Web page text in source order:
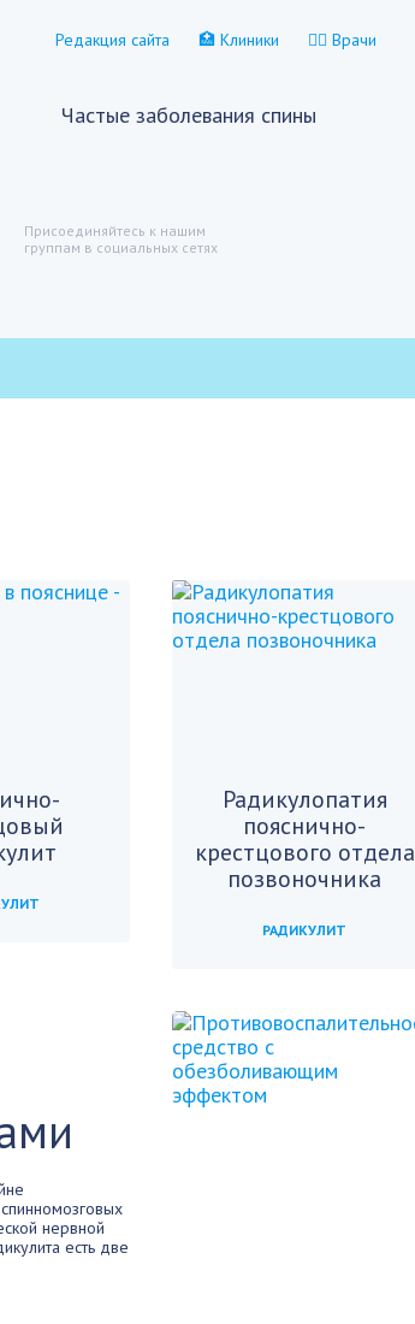
Редакция сайта 🏥 Клиники 👨‍⚕️ Врачи
Частые заболевания спины
Присоединяйтесь к нашим
группам в социальных сетях
Радикулопатия
пояснично-
крестцового отдела
позвоночника
РАДИКУЛИТ
нервной
есть две